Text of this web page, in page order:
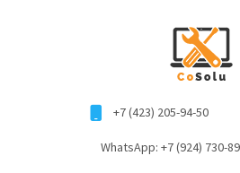
+7 (423) 205-94-50
WhatsApp: +7 (924) 730-